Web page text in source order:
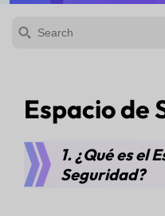
Espacio de
1. ¿Qué es el
Seguridad?